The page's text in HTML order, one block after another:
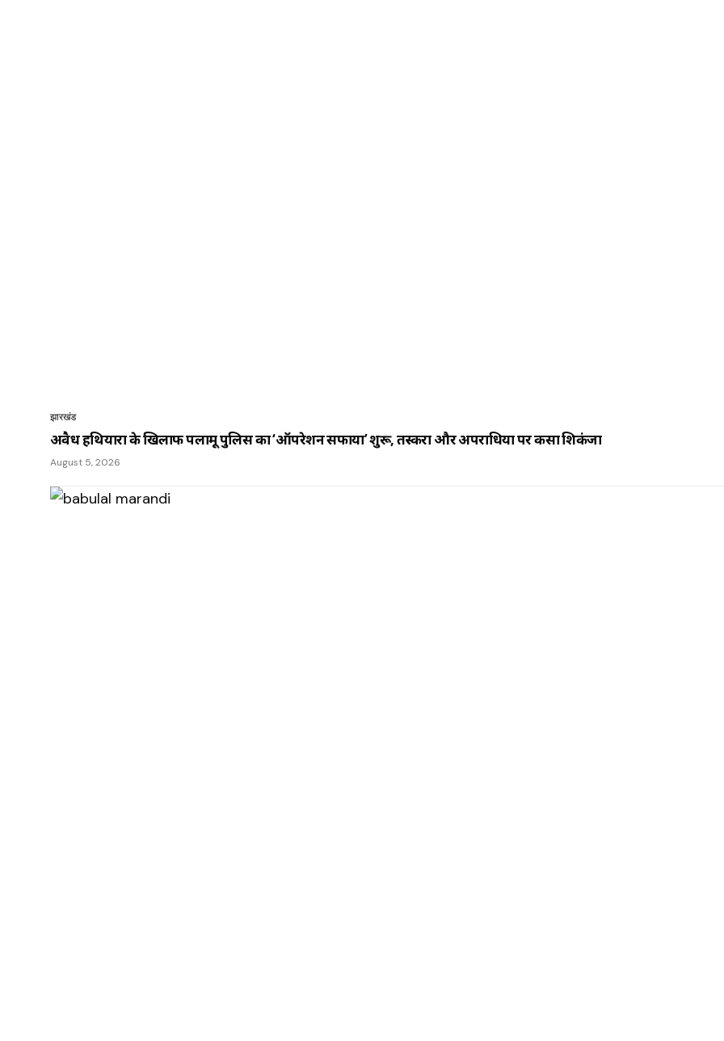
झारखंड
अवैध हथियारों के खिलाफ पलामू पुलिस का ‘ऑपरेशन सफाया’ शुरू, तस्करों और अपराधियों पर कसा शिकंजा
August 5, 2026